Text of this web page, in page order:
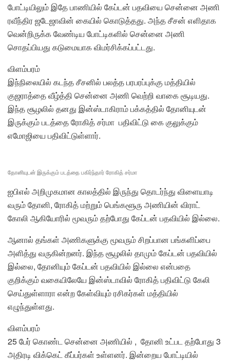
போட்டியிலும் இதே பாணியில் கேப்டன் பதவியை சென்னை அணி
ரவீந்திர ஜடேஜாவின் கையில் கொடுத்தது. அந்த சீசன் எளிதாக
வென்றிருக்க வேண்டிய போட்டிகளில் சென்னை அணி
சொதப்பியது கடுமையாக விமர்சிக்கப்பட்டது.
விளம்பரம்
இந்நிலையில் கடந்த சீசனில் பலத்த பரபரப்புக்கு மத்தியில்
குஜராத்தை வீழ்த்தி சென்னை அணி வெற்றி வாகை சூடியது.
இந்த சூழலில் தனது இன்ஸ்டாகிராம் பக்கத்தில் தோனியுடன்
இருக்கும் படத்தை ரோகித் சர்மா பதிவிட்டு கை குலுக்கும்
எமோஜியை பதிவிட்டுள்ளார்.
தோனியுடன் இருக்கும் படத்தை பகிர்ந்தார் ரோகித் சர்மா
ஐபிஎல் அறிமுகமான காலத்தில் இருந்து தொடர்ந்து விளையாடி
வரும் தோனி, ரோகித் மற்றும் பெங்களூரு அணியின் விராட்
கோலி ஆகியோரில் மூவரும் தற்போது கேப்டன் பதவியில் இல்லை.
ஆனால் தங்கள் அணிகளுக்கு மூவரும் சிறப்பான பங்களிப்பை
அளித்து வருகின்றனர். இந்த சூழலில் தாமும் கேப்டன் பதவியில்
இல்லை, தோனியும் கேப்டன் பதவியில் இல்லை என்பதை
குறிக்கும் வகையிலேயே இன்ஸ்டாவில் ரோகித் பதிவிட்டு கேலி
செய்துள்ளாரா என்ற கேள்வியும் ரசிகர்கள் மத்தியில்
எழுந்துள்ளது.
விளம்பரம்
25 பேர் கொண்ட சென்னை அணியில் , தோனி உட்பட தற்போது 3
அதிரடி விக்கெட் கீப்பர்கள் உள்ளனர். இன்றைய போட்டியில்